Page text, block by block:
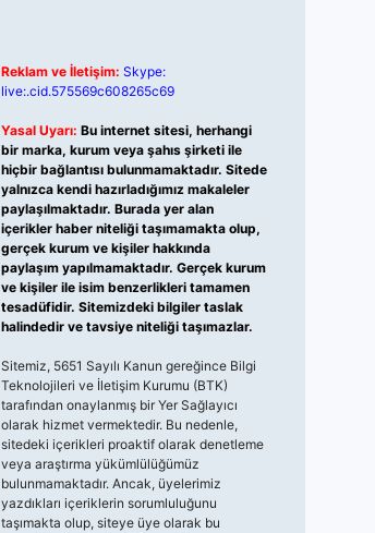
Reklam ve İletişim: Skype:
live:.cid.575569c608265c69
Yasal Uyarı: Bu internet sitesi, herhangi
bir marka, kurum veya şahıs şirketi ile
hiçbir bağlantısı bulunmamaktadır. Sitede
yalnızca kendi hazırladığımız makaleler
paylaşılmaktadır. Burada yer alan
içerikler haber niteliği taşımamakta olup,
gerçek kurum ve kişiler hakkında
paylaşım yapılmamaktadır. Gerçek kurum
ve kişiler ile isim benzerlikleri tamamen
tesadüfidir. Sitemizdeki bilgiler taslak
halindedir ve tavsiye niteliği taşımazlar.
Sitemiz, 5651 Sayılı Kanun gereğince Bilgi
Teknolojileri ve İletişim Kurumu (BTK)
tarafından onaylanmış bir Yer Sağlayıcı
olarak hizmet vermektedir. Bu nedenle,
sitedeki içerikleri proaktif olarak denetleme
veya araştırma yükümlülüğümüz
bulunmamaktadır. Ancak, üyelerimiz
yazdıkları içeriklerin sorumluluğunu
taşımakta olup, siteye üye olarak bu